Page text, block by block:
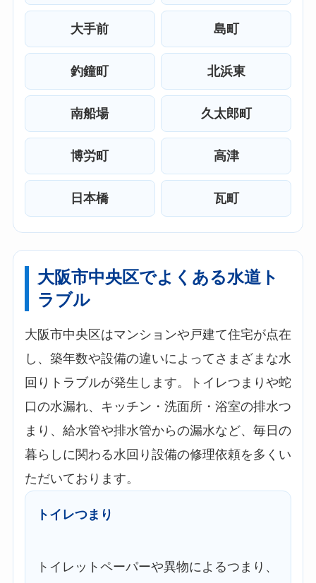
大手前 島町
釣鐘町 北浜東
南船場 久太郎町
博労町 高津
日本橋 瓦町
大阪市中央区でよくある水道ト
ラブル
大阪市中央区はマンションや戸建て住宅が点在
し、築年数や設備の違いによってさまざまな水
回りトラブルが発生します。トイレつまりや蛇
口の水漏れ、キッチン・洗面所・浴室の排水つ
まり、給水管や排水管からの漏水など、毎日の
暮らしに関わる水回り設備の修理依頼を多くい
ただいております。
トイレつまり
トイレットペーパーや異物によるつまり、